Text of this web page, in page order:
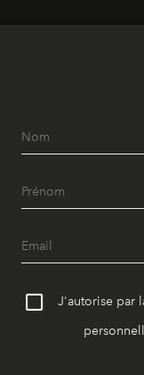
J'autorise par